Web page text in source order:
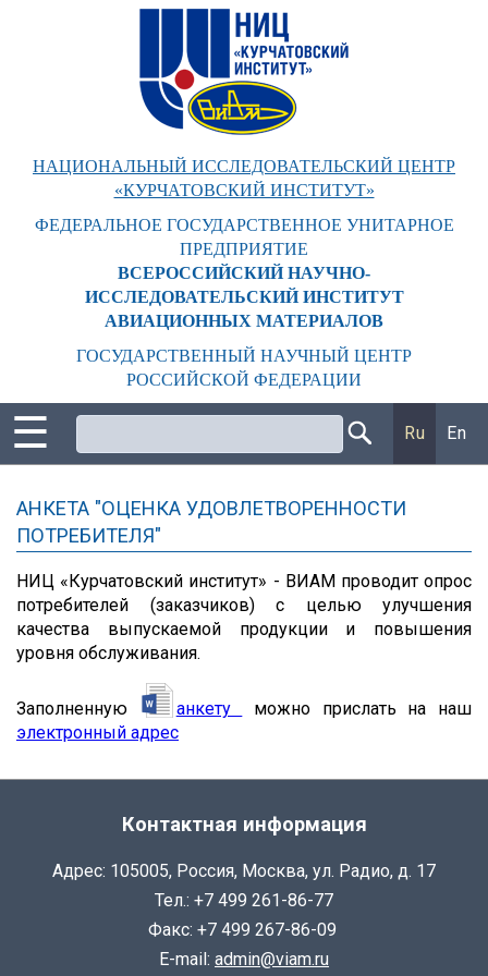
НАЦИОНАЛЬНЫЙ ИССЛЕДОВАТЕЛЬСКИЙ ЦЕНТР
«КУРЧАТОВСКИЙ ИНСТИТУТ»
ФЕДЕРАЛЬНОЕ ГОСУДАРСТВЕННОЕ УНИТАРНОЕ
ПРЕДПРИЯТИЕ
ВСЕРОССИЙСКИЙ НАУЧНО-
ИССЛЕДОВАТЕЛЬСКИЙ ИНСТИТУТ
АВИАЦИОННЫХ МАТЕРИАЛОВ
ГОСУДАРСТВЕННЫЙ НАУЧНЫЙ ЦЕНТР
РОССИЙСКОЙ ФЕДЕРАЦИИ
☰ Ru En
АНКЕТА "ОЦЕНКА УДОВЛЕТВОРЕННОСТИ
ПОТРЕБИТЕЛЯ"
НИЦ «Курчатовский институт» - ВИАМ проводит опрос
потребителей (заказчиков) с целью улучшения
качества выпускаемой продукции и повышения
уровня обслуживания.
Заполненную анкету
можно прислать на наш
электронный адрес
Контактная информация
Адрес: 105005, Россия, Москва, ул. Радио, д. 17
Тел.: +7 499 261-86-77
Факс: +7 499 267-86-09
E-mail: admin@viam.ru